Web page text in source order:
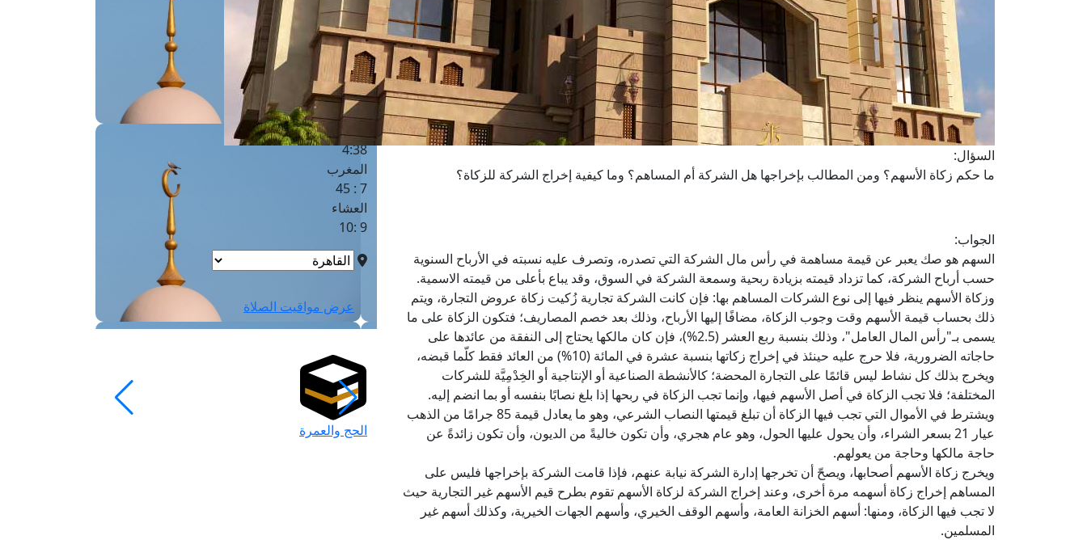
السؤال:
ما حكم زكاة الأسهم؟ ومن المطالب بإخراجها هل الشركة أم المساهم؟ وما كيفية إخراج الشركة للزكاة؟
الجواب:
السهم هو صك يعبر عن قيمة مساهمة في رأس مال الشركة التي تصدره، وتصرف عليه نسبته في الأرباح السنوية
حسب أرباح الشركة، كما تزداد قيمته بزيادة ربحية وسمعة الشركة في السوق، وقد يباع بأعلى من قيمته الاسمية.
وزكاة الأسهم ينظر فيها إلى نوع الشركات المساهم بها: فإن كانت الشركة تجارية زُكيت زكاة عروض التجارة، ويتم
ذلك بحساب قيمة الأسهم وقت وجوب الزكاة، مضافًا إليها الأرباح، وذلك بعد خصم المصاريف؛ فتكون الزكاة على ما
يسمى بـ"رأس المال العامل"، وذلك بنسبة ربع العشر (2.5%)، فإن كان مالكها يحتاج إلى النفقة من عائدها على
حاجاته الضرورية، فلا حرج عليه حينئذ في إخراج زكاتها بنسبة عشرة في المائة (10%) من العائد فقط كلّما قبضه،
ويخرج بذلك كل نشاط ليس قائمًا على التجارة المحضة؛ كالأنشطة الصناعية أو الإنتاجية أو الخِدْمِيَّة للشركات
المختلفة؛ فلا تجب الزكاة في أصل الأسهم فيها، وإنما تجب الزكاة في ربحها إذا بلغ نصابًا بنفسه أو بما انضم إليه.
ويشترط في الأموال التي تجب فيها الزكاة أن تبلغ قيمتها النصاب الشرعي، وهو ما يعادل قيمة 85 جرامًا من الذهب
عيار 21 بسعر الشراء، وأن يحول عليها الحول، وهو عام هجري، وأن تكون خاليةً من الديون، وأن تكون زائدةً عن
حاجة مالكها وحاجة من يعولهم.
ويخرج زكاة الأسهم أصحابها، ويصحّ أن تخرجها إدارة الشركة نيابة عنهم، فإذا قامت الشركة بإخراجها فليس على
المساهم إخراج زكاة أسهمه مرة أخرى، وعند إخراج الشركة لزكاة الأسهم تقوم بطرح قيم الأسهم غير التجارية حيث
لا تجب فيها الزكاة، ومنها: أسهم الخزانة العامة، وأسهم الوقف الخيري، وأسهم الجهات الخيرية، وكذلك أسهم غير
المسلمين.
الفجر
4 :40
الشروق
6 :17
الظهر
العصر
4:38
المغرب
7 : 45
العشاء
9 :10
عرض مواقيت الصلاة
الحج والعمرة